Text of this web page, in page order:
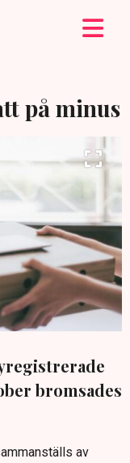
på minus
bromsades
av